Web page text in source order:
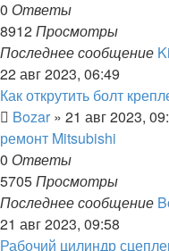
0 Ответы
8912Просмотры
Последнее сообщение
22 авг 2023, 06:49
Как открутить болт
Bozar » 21 авг 2023,
ремонт Mitsubishi
0 Ответы
5705Просмотры
Последнее сообщение
21 авг 2023, 09:58
Рабочий цилиндр